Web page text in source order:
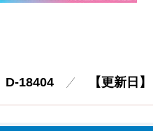
D-18404 【更新日】